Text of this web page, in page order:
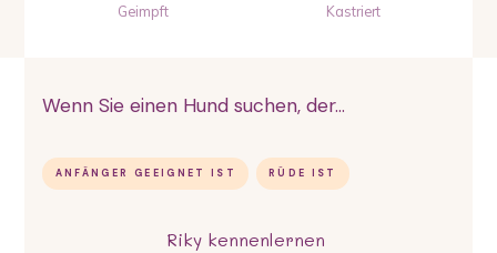
Geimpft Kastriert
Wenn Sie einen Hund suchen, der...
ANFÄNGER GEEIGNET IST RÜDE IST
Riky kennenlernen